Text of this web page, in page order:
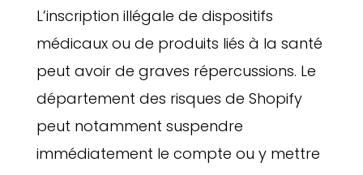
L’inscription illégale de dispositifs
médicaux ou de produits liés à la santé
peut avoir de graves répercussions. Le
département des risques de Shopify
peut notamment suspendre
immédiatement le compte ou y mettre